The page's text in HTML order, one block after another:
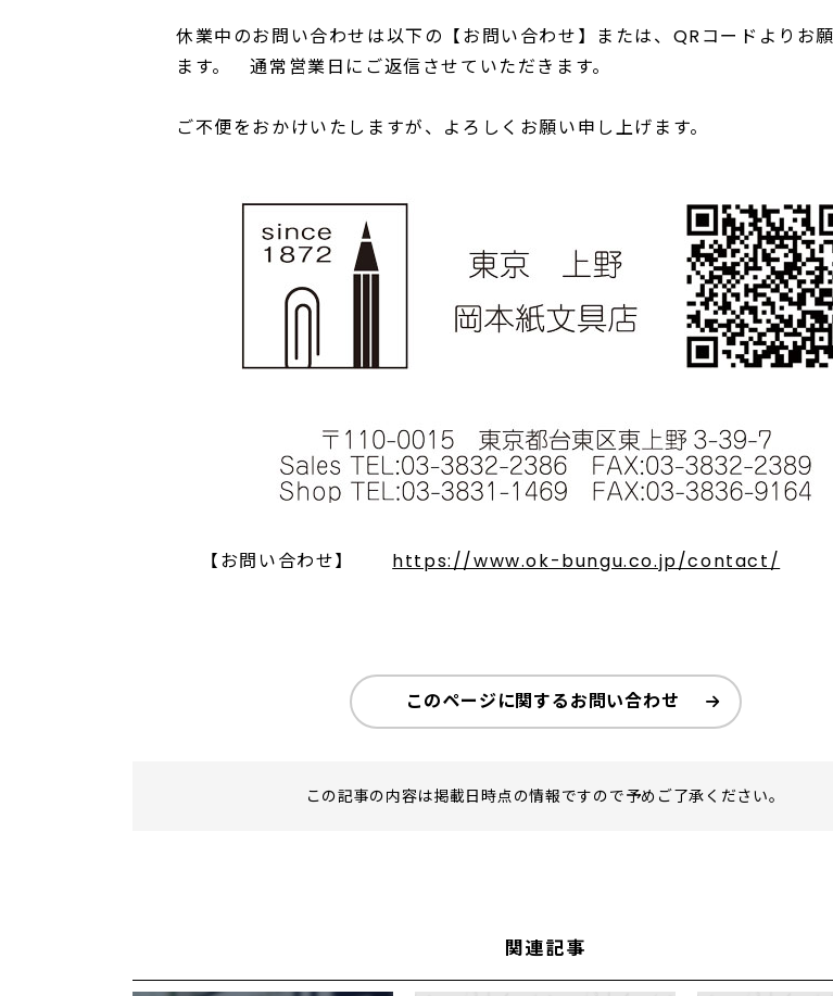
休業中のお問い合わせは以下の【お問い合わせ】または、QRコードよりお
ます。 通常営業日にご返信させていただきます。
ご不便をおかけいたしますが、よろしくお願い申し上げます。
【お問い合わせ】 https://www.ok-bungu.co.jp/contact/
このページに関するお問い合わせ
この記事の内容は掲載日時点の情報ですので予めご了承ください。
関連記事